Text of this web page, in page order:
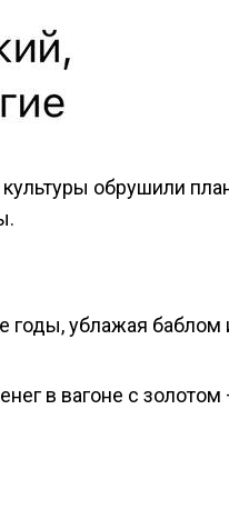
обрушили
годы, ублажая
в вагоне с золотом